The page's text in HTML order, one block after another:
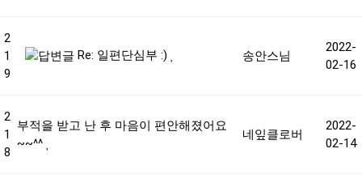
2
1
9
Re: 일편단심부 :) 송안스님
2022-
02-16
2
1
8
부적을 받고 난 후 마음이 편안해졌어요
~~^^
네잎클로버
2022-
02-14